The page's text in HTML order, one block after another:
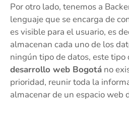
Por otro lado, tenemos a
lenguaje que se encarga de
es visible para el usuario, es
almacenan cada uno de los
ningún tipo de datos, este tipo
desarrollo web Bogotá no
prioridad, reunir toda la
almacenar de un espacio web